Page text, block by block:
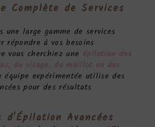
Complète de Services
une large gamme de services
répondre à vos besoins
vous cherchiez une épilation des
du visage, du maillot ou des
équipe expérimentée utilise des
pour des résultats
d'Épilation Avancées